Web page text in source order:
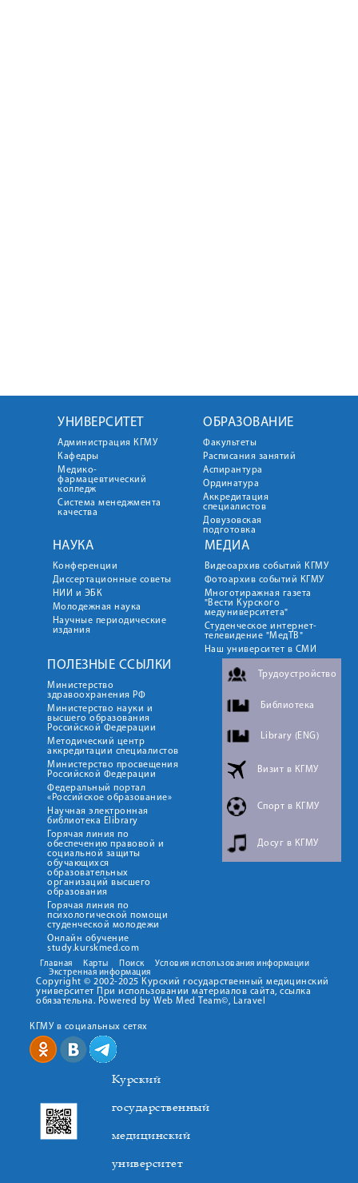
УНИВЕРСИТЕТ
Администрация КГМУ
Кафедры
Медико-
фармацевтический
колледж
Система менеджмента
качества
ОБРАЗОВАНИЕ
Факультеты
Расписания занятий
Аспирантура
Ординатура
Аккредитация
специалистов
Довузовская
подготовка
НАУКА
Конференции
Диссертационные советы
НИИ и ЭБК
Молодежная наука
Научные периодические
издания
МЕДИА
Видеоархив событий КГМУ
Фотоархив событий КГМУ
Многотиражная газета
"Вести Курского
медуниверситета"
Студенческое интернет-
телевидение "МедТВ"
Наш университет в СМИ
ПОЛЕЗНЫЕ ССЫЛКИ
Министерство
здравоохранения РФ
Министерство науки и
высшего образования
Российской Федерации
Методический центр
аккредитации специалистов
Министерство просвещения
Российской Федерации
Федеральный портал
«Российское образование»
Научная электронная
библиотека Elibrary
Горячая линия по
обеспечению правовой и
социальной защиты
обучающихся
образовательных
организаций высшего
образования
Горячая линия по
психологической помощи
студенческой молодежи
Онлайн обучение
study.kurskmed.com
Трудоустройство
Библиотека
Library (ENG)
Визит в КГМУ
Спорт в КГМУ
Досуг в КГМУ
Главная Карты Поиск
Условия использования информации
Экстренная информация
Copyright © 2002-2025 Курский государственный медицинский
университет При использовании материалов сайта, ссылка
обязательна. Powered by Web Med Team©, Laravel
КГМУ в социальных сетях
Курский
государственный
медицинский
университет